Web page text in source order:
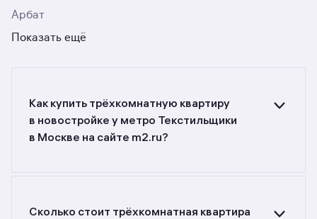
Арбат
Показать ещё
Как купить трёхкомнатную квартиру
в новостройке у метро Текстильщики
в Москве на сайте m2.ru?
поиском в разделе.
Сколько стоит трёхкомнатная квартира